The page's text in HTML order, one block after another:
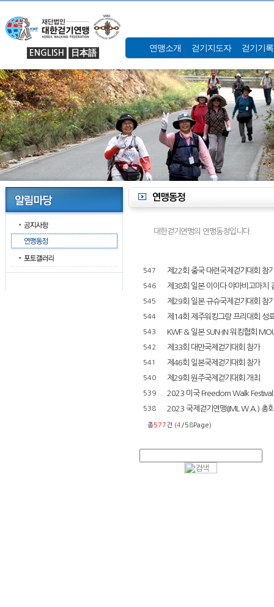
ENGLISH 日本語 연맹소개 걷기지도자 걷기기
대한걷기연맹의 연맹동정입니다.
547 제22회 중국 대련국제걷기대회 참
546 제38회 일본 이이다 야마비고마치
545 제29회 일본 규슈국제걷기대회 참
544 제14회 제주워킹그랑 프리대회 성
543 KWF & 일본 SUN-IN 워킹협회
542 제33회 대만국제걷기대회 참가
541 제46회 일본국제걷기대회 참가
540 제29회 원주국제걷기대회 개최
539 2023 미국 Freedom Walk
538 2023 국제걷기연맹(IML W.A.) 총
총577건 (4/58Page)